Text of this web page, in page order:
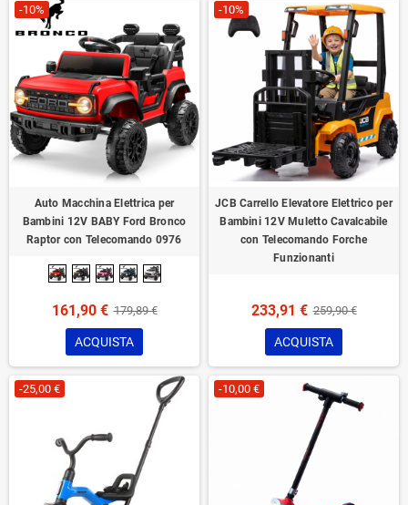
-10%
Auto Macchina Elettrica per
Bambini 12V BABY Ford Bronco
Raptor con Telecomando 0976
161,90 € 179,89 €
ACQUISTA
-10%
JCB Carrello Elevatore Elettrico per
Bambini 12V Muletto Cavalcabile
con Telecomando Forche
Funzionanti
233,91 € 259,90 €
ACQUISTA
-25,00 € -10,00 €